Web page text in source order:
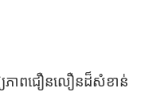
ភាពជឿនលឿនដ៏សំខាន់